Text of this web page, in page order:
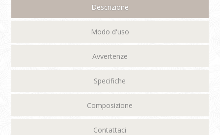
Descrizione
Modo d'uso
Avvertenze
Specifiche
Composizione
Contattaci